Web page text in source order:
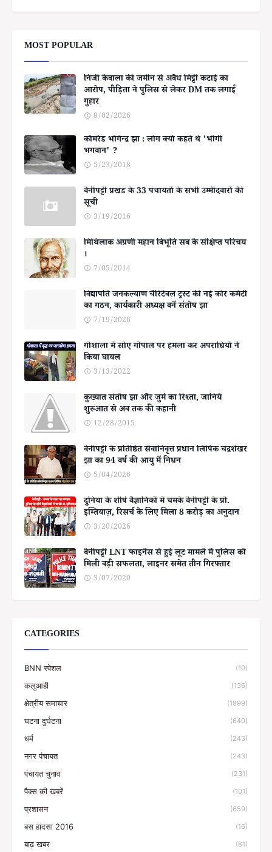
MOST POPULAR
निजी केवाला की जमीन से अवैध मिट्टी कटाई का
आरोप, पीड़िता ने पुलिस से लेकर DM तक लगाई
गुहार
8/02/2026
कॉमरेड भोगेन्द्र झा : लोग क्यों कहते थे 'भोगी
भगवान' ?
5/23/2018
बेनीपट्टी प्रखंड के 33 पंचायतों के सभी उम्मीदवारों की
सूची
3/19/2016
मिथिलाक अग्रणी महान बिभूति सब के संक्षिप्त परिचय
।
7/05/2014
विद्यापति जनकल्याण चैरिटेबल ट्रस्ट की नई कोर कमेटी
का गठन, कार्यकारी अध्यक्ष बनें संतोष झा
7/19/2026
गोशाला में सोए गोपाल पर हमला कर अपराधियों ने
किया घायल
3/13/2022
कुख्यात संतोष झा और जुर्म का रिश्ता, जानिये
शुरुआत से अब तक की कहानी
12/28/2015
बेनीपट्टी के प्रतिष्ठित सेवानिवृत्त प्रधान लिपिक चंद्रशेखर
झा का 94 वर्ष की आयु में निधन
5/04/2026
दुनिया के शीर्ष वैज्ञानिकों में चमके बेनीपट्टी के प्रो.
इम्तियाज़, रिसर्च के लिए मिला 8 करोड़ का अनुदान
3/20/2026
बेनीपट्टी LNT फाइनेंस से हुई लूट मामले में पुलिस को
मिली बड़ी सफलता, लाइनर समेत तीन गिरफ्तार
3/07/2020
CATEGORIES
BNN स्पेशल (10)
कलुआही (136)
क्षेत्रीय समाचार (1899)
घटना दुर्घटना (640)
धर्म (243)
नगर पंचायत (243)
पंचायत चुनाव (231)
पैक्स की खबरें (101)
प्रशासन (659)
बस हादसा 2016 (16)
बाढ़ खबर (81)